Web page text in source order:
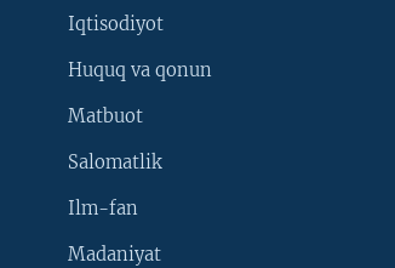
Iqtisodiyot
Huquq va qonun
Matbuot
Salomatlik
Ilm-fan
Madaniyat